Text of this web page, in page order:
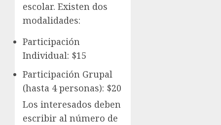
escolar. Existen dos
modalidades:
Participación
Individual: $15
Participación Grupal
(hasta 4 personas): $20
Los interesados deben
escribir al número de